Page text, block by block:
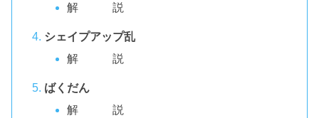
解 説
シェイプアップ乱
解 説
ばくだん
解 説